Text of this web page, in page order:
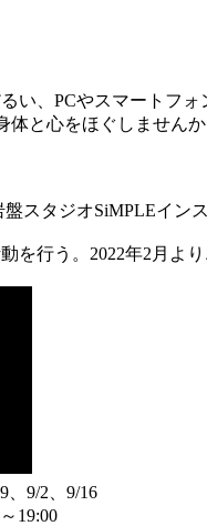
い、PCやスマートフ
体と心をほぐしませんか
スタジオSiMPLEイ
を行う。2022年2月よ
、9/2、9/16
19:00